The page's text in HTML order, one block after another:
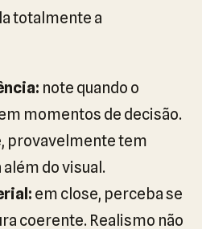
totalmente a
note quando o
momentos de decisão.
provavelmente tem
do visual.
em close, perceba se
coerente. Realismo não